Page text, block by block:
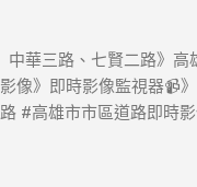
中華三路、七賢二路》高
影像》即時影像監視器📹
路 #高雄市市區道路即時